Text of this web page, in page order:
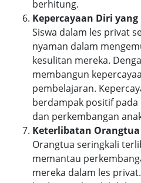
berhitung.
Kepercayaan Diri
Siswa dalam les privat
nyaman dalam
kesulitan mereka.
membangun
pembelajaran.
berdampak positif
dan perkembangan
Keterlibatan
Orangtua seringkali
memantau
mereka dalam les